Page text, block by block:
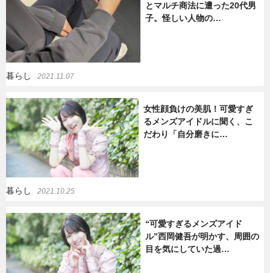
とマルチ商法に遭った20代男
子。怪しい人物の…
暮らし 2021.11.07
女性顔負けの美肌！可愛すぎ
るメンズアイドルに聞く、こ
だわり「自分磨きに…
暮らし 2021.10.25
“可愛すぎるメンズアイド
ル”西岡健吾が明かす、周囲の
目を気にしていた過…